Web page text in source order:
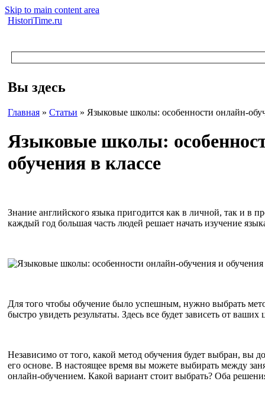
Skip to main content area
HistoriTime.ru
Вы здесь
Главная » Статьи » Языковые школы: особенности онлайн-
Языковые школы:
обучения в классе
Знание английского языка пригодится как в личной, так и в
каждый год большая часть людей решает начать изучение
Для того чтобы обучение было успешным, нужно выбрать
быстро увидеть результаты. Здесь все будет зависеть от
Независимо от того, какой метод обучения будет выбран,
его основе. В настоящее время вы можете выбирать между
онлайн-обучением. Какой вариант стоит выбрать? Оба